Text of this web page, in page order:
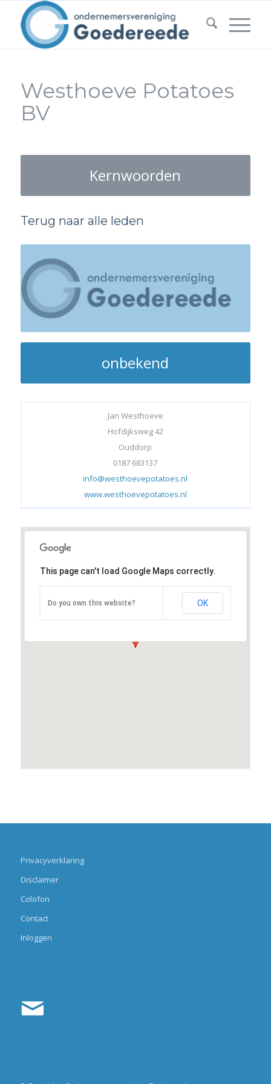
Westhoeve Potatoes
BV
Kernwoorden
Terug naar alle leden
onbekend
Jan Westhoeve
Hofdijksweg 42
Ouddorp
0187 683137
info@westhoevepotatoes.nl
www.westhoevepotatoes.nl
This page can't load Google Maps correctly.
Do you own this website? OK
Privacyverklaring
Disclaimer
Colofon
Contact
Inloggen